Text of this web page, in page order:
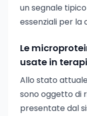
un segnale
essenziali per la
Le
usate in
Allo stato
sono oggetto di
presentate dal